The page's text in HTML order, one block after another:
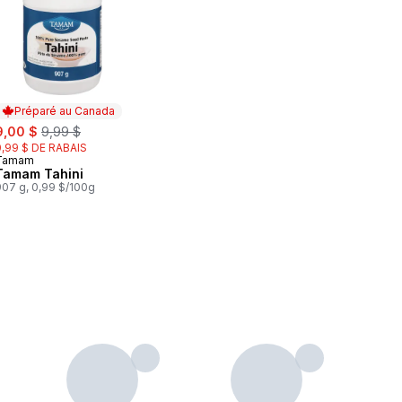
Préparé au Canada
$ , formerly:
9,99 $
$ DE RABAIS
au Canada
Tahini
g, 0,99 $/100g